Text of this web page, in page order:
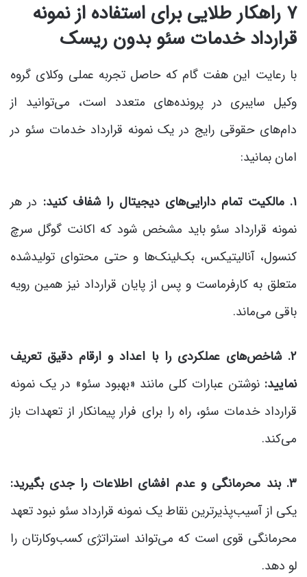
۷ راهکار طلایی برای استفاده از نمونه
قرارداد خدمات سئو بدون ریسک
با رعایت این هفت گام که حاصل تجربه عملی وکلای گروه
وکیل سایبری در پرونده‌های متعدد است، می‌توانید از
دام‌های حقوقی رایج در یک نمونه قرارداد خدمات سئو در
امان بمانید:
۱. مالکیت تمام دارایی‌های دیجیتال را شفاف کنید:
در هر
نمونه قرارداد سئو باید مشخص شود که اکانت گوگل سرچ
کنسول، آنالیتیکس، بک‌لینک‌ها و حتی محتوای تولیدشده
متعلق به کارفرماست و پس از پایان قرارداد نیز همین رویه
باقی می‌ماند.
۲. شاخص‌های عملکردی را با اعداد و ارقام دقیق تعریف
نمایید: نوشتن عبارات کلی مانند «بهبود سئو» در یک نمونه
قرارداد خدمات سئو، راه را برای فرار پیمانکار از تعهدات باز
می‌کند.
۳. بند محرمانگی و عدم افشای اطلاعات را جدی بگیرید:
یکی از آسیب‌پذیرترین نقاط یک نمونه قرارداد سئو نبود تعهد
محرمانگی قوی است که می‌تواند استراتژی کسب‌وکارتان را
لو دهد.